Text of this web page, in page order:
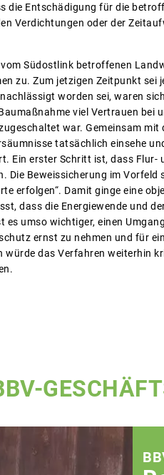
die Entschädigung für die
Verdichtungen oder der
Südostlink betroffenen
zu. Zum jetzigen Zeitpunkt sei
worden sei, waren
viel Vertrauen bei
war. Gemeinsam
tatsächlich einsehe
Ein erster Schritt ist, dass
Die Beweissicherung im
erfolgen“. Damit ginge eine
dass die Energiewende und
umso wichtiger, einen
ernst zu nehmen und für
würde das Verfahren weiterhin